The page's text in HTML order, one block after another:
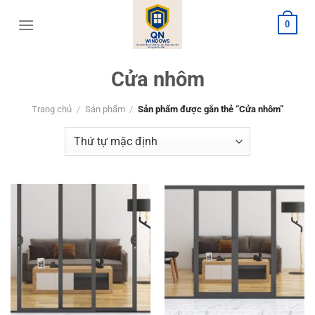
0
Cửa nhôm
Trang chủ / Sản phẩm / Sản phẩm được gắn thẻ “Cửa nhôm”